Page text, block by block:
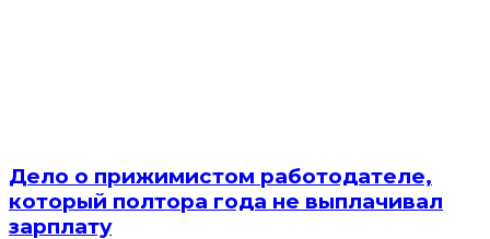
Дело о прижимистом работодателе,
который полтора года не выплачивал
зарплату